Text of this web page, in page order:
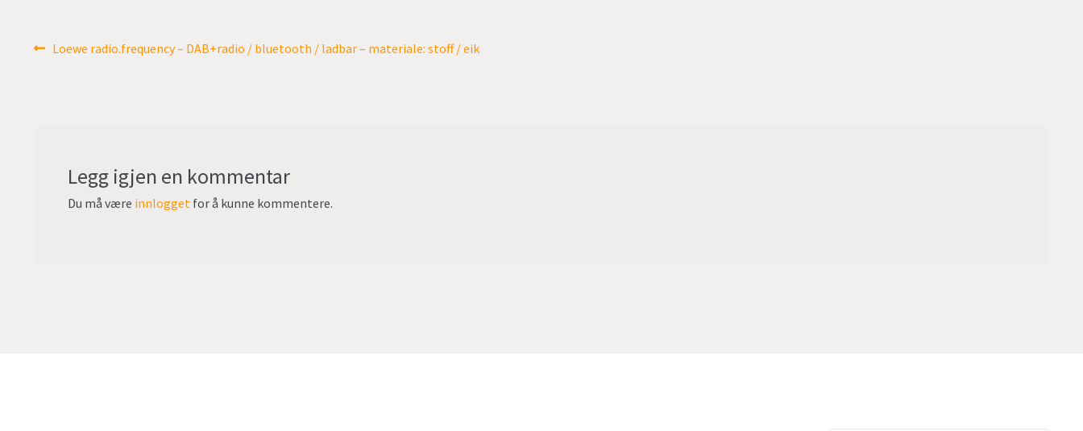
Innleggsnavigasjon
Forrige
Loewe radio.frequency – DAB+radio / bluetooth / ladbar – materiale: stoff / eik
Legg igjen en kommentar
Du må være innlogget for å kunne kommentere.